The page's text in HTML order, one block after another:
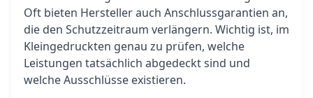
Oft bieten Hersteller auch Anschlussgarantien an,
die den Schutzzeitraum verlängern. Wichtig ist, im
Kleingedruckten genau zu prüfen, welche
Leistungen tatsächlich abgedeckt sind und
welche Ausschlüsse existieren.